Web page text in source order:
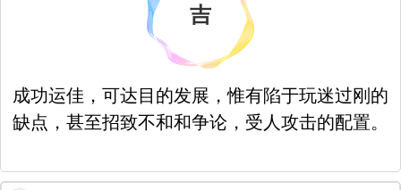
吉
成功运佳，可达目的发展，惟有陷于玩迷过刚的
缺点，甚至招致不和和争论，受人攻击的配置。